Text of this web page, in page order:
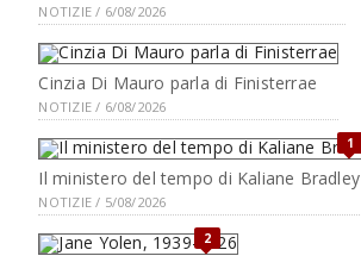
NOTIZIE / 6/08/2026
Cinzia Di Mauro parla di Finisterrae
NOTIZIE / 6/08/2026
1
Il ministero del tempo di Kaliane Bradley
NOTIZIE / 5/08/2026
2